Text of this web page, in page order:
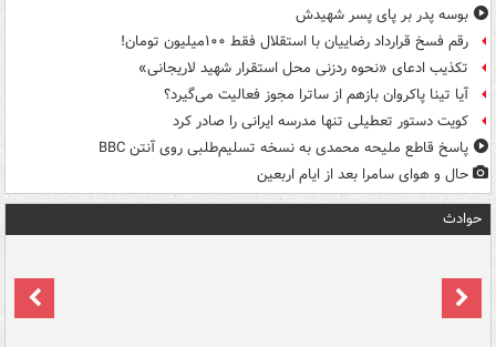
بوسه‌ پدر بر پای پسر شهیدش
رقم فسخ قرارداد رضاییان با استقلال فقط ۱۰۰میلیون تومان!
تکذیب ادعای «نحوه ردزنی محل استقرار شهید لاریجانی»
آیا تینا پاکروان بازهم از ساترا مجوز فعالیت می‌گیرد؟
کویت دستور تعطیلی تنها مدرسه ایرانی را صادر کرد
پاسخ قاطع ملیحه محمدی به نسخه تسلیم‌طلبی روی آنتن BBC
حال و هوای سامرا بعد از ایام اربعین
حوادث